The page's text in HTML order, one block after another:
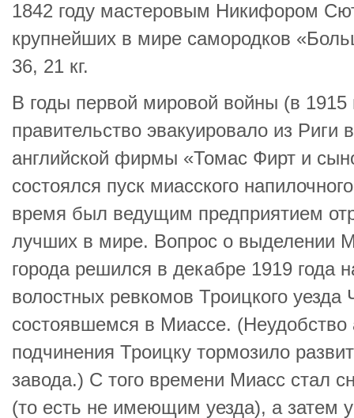
1842 году мастеровым Никифором
крупнейших в мире самородков
36, 21 кг.
В годы первой мировой войны (в 1915
правительство эвакуировало из
английской фирмы «Томас Фирт и
состоялся пуск миасского
время был ведущим предприятием
лучших в мире. Вопрос о выделении
города решился в декабре 1919 года
волостных ревкомов Троицкого уезда
состоявшемся в Миассе. (Неудобство
подчинения Троицку тормозило
завода.) С того времени Миасс стал
(то есть не имеющим уезда), а затем